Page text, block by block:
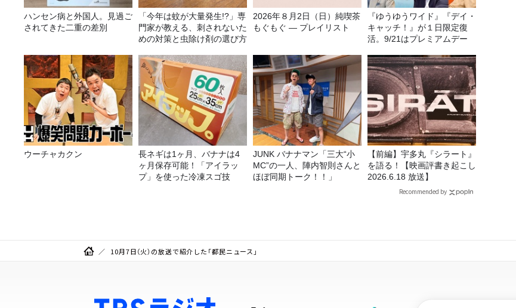
ハンセン病と外国人。見過ご
されてきた二重の差別
「今年は蚊が大量発生!?」専
門家が教える、刺されないた
めの対策と虫除け剤の選び方
2026年８月2日（日）純喫茶
もぐもぐ ― プレイリスト
『ゆうゆうワイド』『デイ・
キャッチ！』が１日限定復
活。9/21はプレミアムデー
ウーチャカクン
長ネギは1ヶ月、バナナは4
ヶ月保存可能！「アイラッ
プ」を使った冷凍スゴ技
JUNK バナナマン「三大“小
MC”の一人、陣内智則さんと
ほぼ同期トーク！！」
【前編】宇多丸『シラート』
を語る！【映画評書き起こし
2026.6.18 放送】
Recommended by
10月7日（火）の放送で紹介した「都民ニュース」